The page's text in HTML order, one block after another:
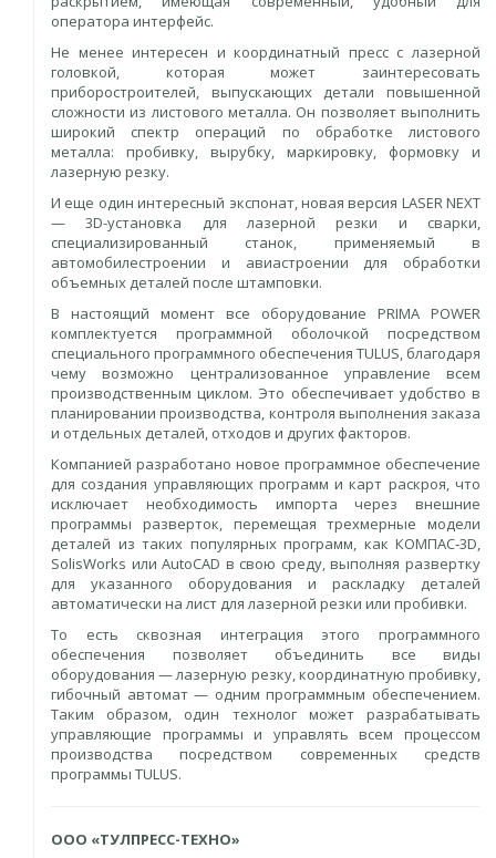
оператора интерфейс.
Не менее интересен и координатный пресс с лазерной
головкой, которая может заинтересовать
приборостроителей, выпускающих детали повышенной
сложности из листового металла. Он позволяет выполнить
широкий спектр операций по обработке листового
металла: пробивку, вырубку, маркировку, формовку и
лазерную резку.
И еще один интересный экспонат, новая версия LASER NEXT
— 3D-установка для лазерной резки и сварки,
специализированный станок, применяемый в
автомобилестроении и авиастроении для обработки
объемных деталей после штамповки.
В настоящий момент все оборудование PRIMA POWER
комплектуется программной оболочкой посредством
специального программного обеспечения TULUS, благодаря
чему возможно централизованное управление всем
производственным циклом. Это обеспечивает удобство в
планировании производства, контроля выполнения заказа
и отдельных деталей, отходов и других факторов.
Компанией разработано новое программное обеспечение
для создания управляющих программ и карт раскроя, что
исключает необходимость импорта через внешние
программы разверток, перемещая трехмерные модели
деталей из таких популярных программ, как КОМПАС‑3D,
SolisWorks или AutoCAD в свою среду, выполняя развертку
для указанного оборудования и раскладку деталей
автоматически на лист для лазерной резки или пробивки.
То есть сквозная интеграция этого программного
обеспечения позволяет объединить все виды
оборудования — лазерную резку, координатную пробивку,
гибочный автомат — одним программным обеспечением.
Таким образом, один технолог может разрабатывать
управляющие программы и управлять всем процессом
производства посредством современных средств
программы TULUS.
ООО «ТУЛПРЕСС-ТЕХНО»